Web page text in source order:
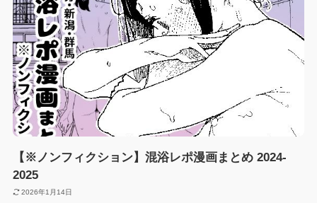
【※ノンフィクション】混浴レポ漫画まとめ 2024-
2025
2026年1月14日